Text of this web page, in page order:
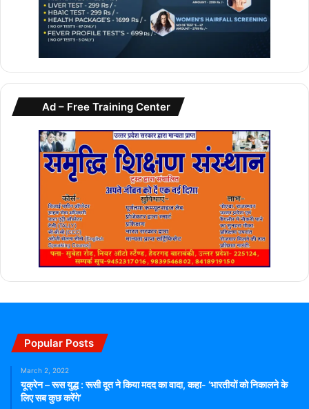
Ad – Free Training Center
Popular Posts
March 2, 2022
यूक्रेन – रूस युद्ध : रूसी दूत ने किया मदद का वादा, कहा- ‘भारतीयों को निकालने के
लिए सब कुछ करेंगे’